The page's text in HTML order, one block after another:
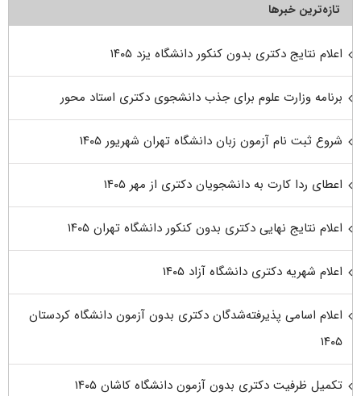
تازه‌ترین خبرها
اعلام نتایج دکتری بدون کنکور دانشگاه یزد ۱۴۰۵
برنامه وزارت علوم برای جذب دانشجوی دکتری استاد محور
شروع ثبت نام آزمون زبان دانشگاه تهران شهریور ۱۴۰۵
اعطای ردا کارت به دانشجویان دکتری از مهر ۱۴۰۵
اعلام نتایج نهایی دکتری بدون کنکور دانشگاه تهران ۱۴۰۵
اعلام شهریه دکتری دانشگاه آزاد ۱۴۰۵
اعلام اسامی پذیرفته‌شدگان دکتری بدون آزمون دانشگاه کردستان
۱۴۰۵
تکمیل ظرفیت دکتری بدون آزمون دانشگاه کاشان ۱۴۰۵